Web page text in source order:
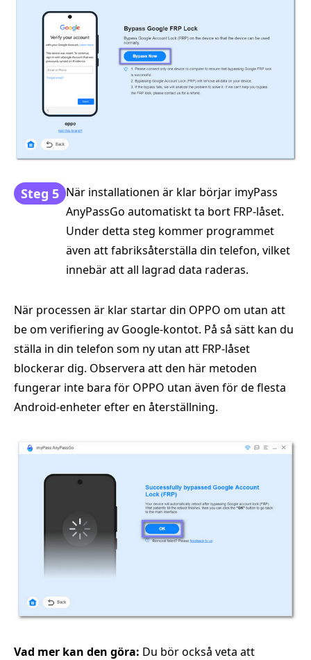
Steg 5 När installationen är klar börjar imyPass
AnyPassGo automatiskt ta bort FRP-låset.
Under detta steg kommer programmet
även att fabriksåterställa din telefon, vilket
innebär att all lagrad data raderas.
När processen är klar startar din OPPO om utan att
be om verifiering av Google-kontot. På så sätt kan du
ställa in din telefon som ny utan att FRP-låset
blockerar dig. Observera att den här metoden
fungerar inte bara för OPPO utan även för de flesta
Android-enheter efter en återställning.
Vad mer kan den göra: Du bör också veta att